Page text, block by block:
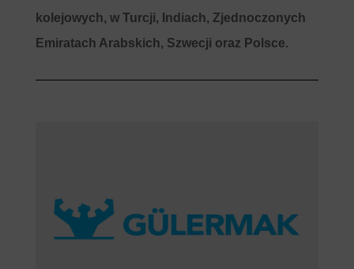
kolejowych, w Turcji, Indiach, Zjednoczonych
Emiratach Arabskich, Szwecji oraz Polsce.